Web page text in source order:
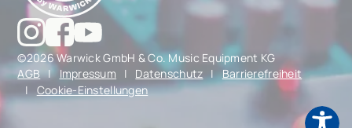
©2026 Warwick GmbH & Co. Music Equipment KG
AGB | Impressum | Datenschutz |
Barrierefreiheit
|
Cookie-Einstellungen